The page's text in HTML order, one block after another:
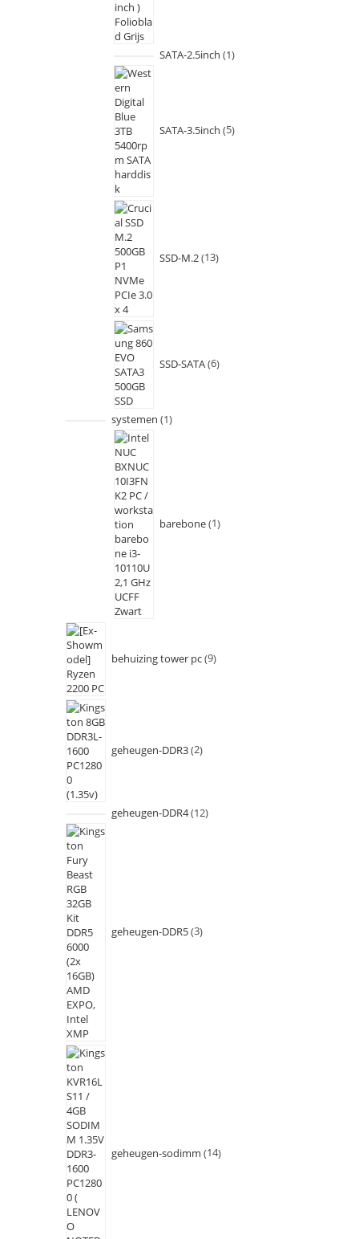
SATA-2.5inch 1
SATA-3.5inch 5
SSD-M.2 13
SSD-SATA 6
systemen 1
barebone 1
behuizing tower pc 9
geheugen-DDR3 2
geheugen-DDR4 12
geheugen-DDR5 3
geheugen-sodimm 14